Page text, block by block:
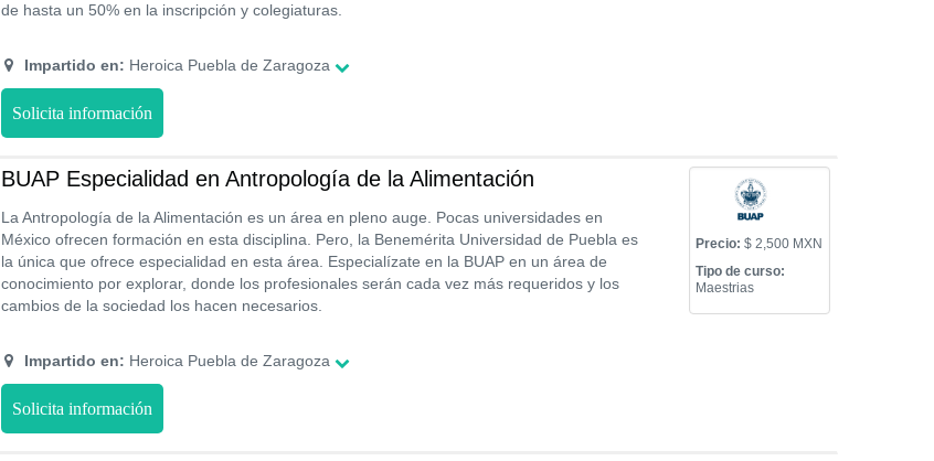
de hasta un 50% en la inscripción y colegiaturas.
Impartido en: Heroica Puebla de Zaragoza
Solicita información
BUAP Especialidad en Antropología de la Alimentación
La Antropología de la Alimentación es un área en pleno auge. Pocas universidades en
México ofrecen formación en esta disciplina. Pero, la Benemérita Universidad de Puebla es
la única que ofrece especialidad en esta área. Especialízate en la BUAP en un área de
conocimiento por explorar, donde los profesionales serán cada vez más requeridos y los
cambios de la sociedad los hacen necesarios.
Impartido en: Heroica Puebla de Zaragoza
Precio: $ 2,500 MXN
Tipo de curso:
Maestrias
Solicita información